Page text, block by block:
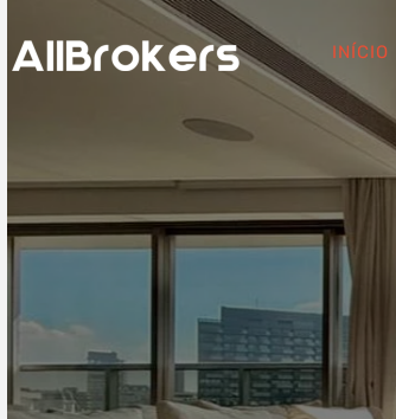
INÍCIO
Apartamento
iorquino, pé-
lado da Faria
condomínios